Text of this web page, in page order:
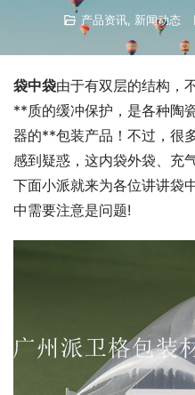
产品资讯 新闻动态
袋中袋由于有双层的结构，
**质的缓冲保护，是各种陶
器的**包装产品！不过，很
感到疑惑，这内袋外袋、充
下面小派就来为各位讲讲袋
中需要注意是问题!